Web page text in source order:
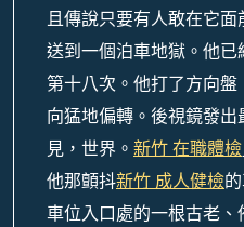
且傳說只要有人敢在它
送到一個泊車地獄。他
第十八次。他打了方向
向猛地偏轉。後視鏡發
見，世界。 新竹 在職體檢
他那顫抖新竹 成人健檢
車位入口處的一根古老